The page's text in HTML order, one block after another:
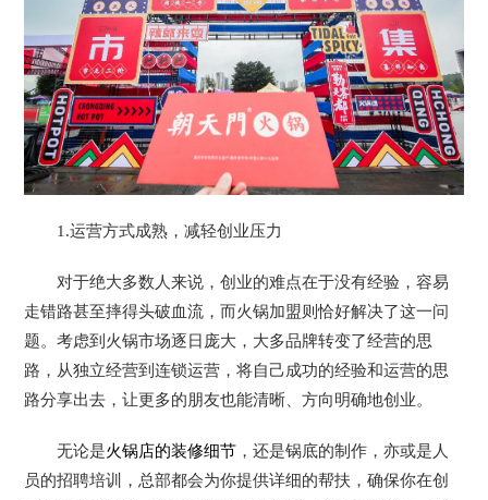
1.运营方式成熟，减轻创业压力
对于绝大多数人来说，创业的难点在于没有经验，容易
走错路甚至摔得头破血流，而火锅加盟则恰好解决了这一问
题。考虑到火锅市场逐日庞大，大多品牌转变了经营的思
路，从独立经营到连锁运营，将自己成功的经验和运营的思
路分享出去，让更多的朋友也能清晰、方向明确地创业。
无论是火锅店的装修细节 ，还是锅底的制作，亦或是人
员的招聘培训，总部都会为你提供详细的帮扶，确保你在创